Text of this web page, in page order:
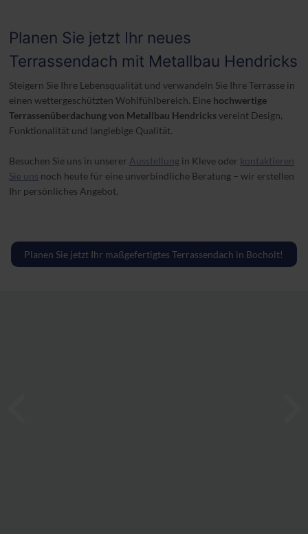
Planen Sie jetzt Ihr neues
Terrassendach mit Metallbau Hendricks
Steigern Sie Ihre Lebensqualität und verwandeln Sie Ihre Terrasse in
einen wettergeschützten Wohlfühlbereich. Eine hochwertige
Terrassenüberdachung von Metallbau Hendricksvereint Design,
Funktionalität und langlebige Qualität.
Besuchen Sie uns in unserer Ausstellung in Kleve oder kontaktieren
Sie uns noch heute für eine unverbindliche Beratung – wir erstellen
Ihr persönliches Angebot.
Planen Sie jetzt Ihr maßgefertigtes Terrassendach in Bocholt!